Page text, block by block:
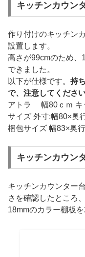
キッチンカウン
作り付けのキッチン
設置します。
高さが99cmのため、
できました。
以下が仕様です。 持
で、注意してください
アトラ 幅80ｃｍ キ
サイズ 外寸:幅80×奥
梱包サイズ 幅83×奥
キッチンカウン
キッチンカウンター
さを確認したところ
18mmのカラー棚板